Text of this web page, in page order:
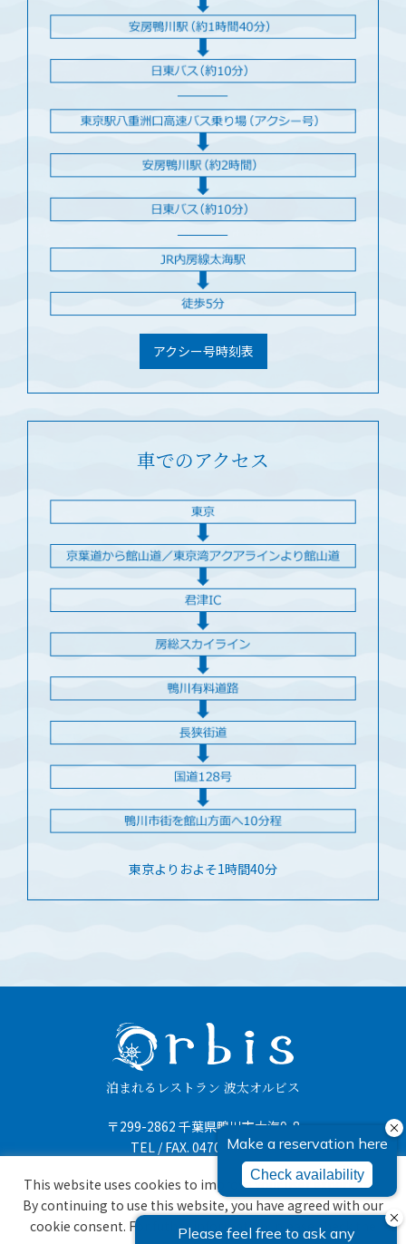
アクシー号時刻表
車でのアクセス
東京よりおよそ1時間40分
泊まれるレストラン 波太オルビス
〒299-2862 千葉県鴨川市太海9-8
TEL / FAX. 0470-94-5550
This website uses cookies to improve your user experience.
By continuing to use this website, you have agreed with our
cookie consent. For futher information, please check the